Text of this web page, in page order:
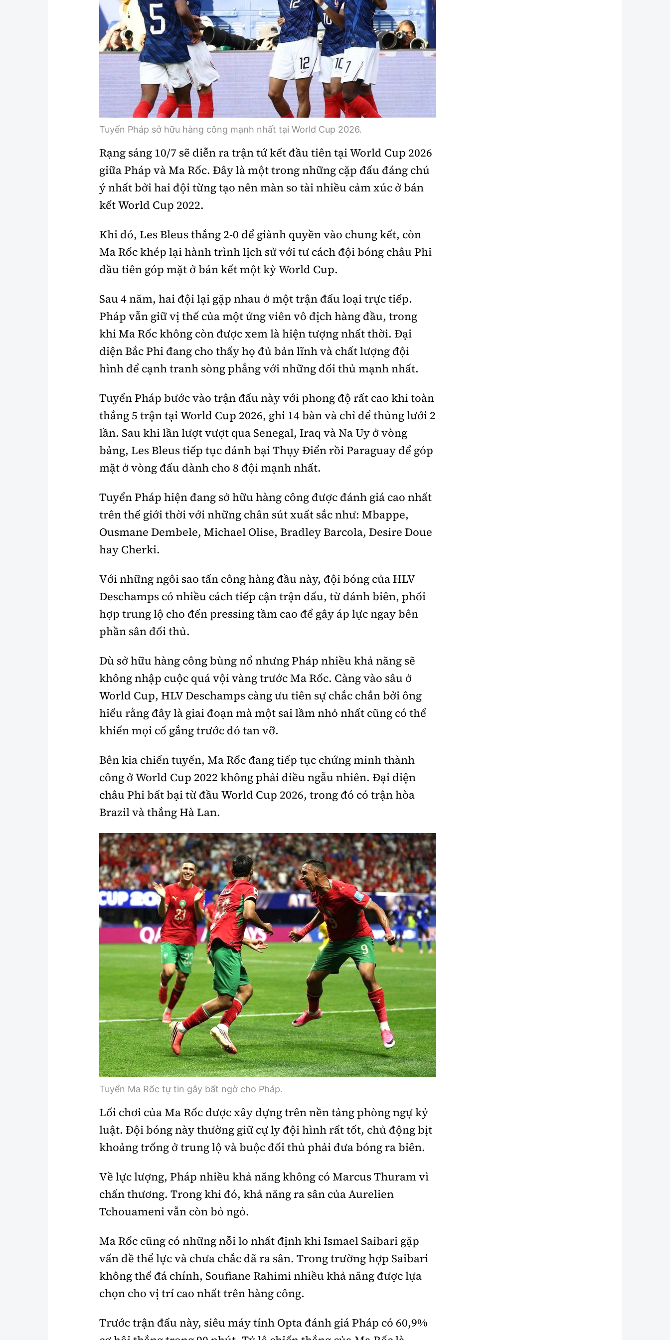
Lao động - Công đoàn
Showbiz
Điện ảnh
Âm nhạc
Bình luận
Hậu trường sao
360 độ thể thao
Sản phẩm mới
AI
Tư vấn
Thời sự Quốc tế
Hồ sơ tài liệu
Thế giới giao thông
Thế giới xây dựng
Đi ++
Du lịch
Khám phá
Ẩm thực
Video
Thời sự
Khám phá
Camera giao thông
Câu chuyện giao thông
Lăng kính xây dựng
Tuyển Pháp sở hữu hàng công mạnh nhất tại World Cup 2026.
Rạng sáng 10/7 sẽ diễn ra trận tứ kết đầu tiên tại World Cup 2026
giữa Pháp và Ma Rốc. Đây là một trong những cặp đấu đáng chú
ý nhất bởi hai đội từng tạo nên màn so tài nhiều cảm xúc ở bán
kết World Cup 2022.
Khi đó, Les Bleus thắng 2-0 để giành quyền vào chung kết, còn
Ma Rốc khép lại hành trình lịch sử với tư cách đội bóng châu Phi
đầu tiên góp mặt ở bán kết một kỳ World Cup.
Sau 4 năm, hai đội lại gặp nhau ở một trận đấu loại trực tiếp.
Pháp vẫn giữ vị thế của một ứng viên vô địch hàng đầu, trong
khi Ma Rốc không còn được xem là hiện tượng nhất thời. Đại
diện Bắc Phi đang cho thấy họ đủ bản lĩnh và chất lượng đội
hình để cạnh tranh sòng phẳng với những đối thủ mạnh nhất.
Tuyển Pháp bước vào trận đấu này với phong độ rất cao khi toàn
thắng 5 trận tại World Cup 2026, ghi 14 bàn và chỉ để thủng lưới 2
lần. Sau khi lần lượt vượt qua Senegal, Iraq và Na Uy ở vòng
bảng, Les Bleus tiếp tục đánh bại Thụy Điển rồi Paraguay để góp
mặt ở vòng đấu dành cho 8 đội mạnh nhất.
Tuyển Pháp hiện đang sở hữu hàng công được đánh giá cao nhất
trên thế giới thời với những chân sút xuất sắc như: Mbappe,
Ousmane Dembele, Michael Olise, Bradley Barcola, Desire Doue
hay Cherki.
Với những ngôi sao tấn công hàng đầu này, đội bóng của HLV
Deschamps có nhiều cách tiếp cận trận đấu, từ đánh biên, phối
hợp trung lộ cho đến pressing tầm cao để gây áp lực ngay bên
phần sân đối thủ.
Dù sở hữu hàng công bùng nổ nhưng Pháp nhiều khả năng sẽ
không nhập cuộc quá vội vàng trước Ma Rốc. Càng vào sâu ở
World Cup, HLV Deschamps càng ưu tiên sự chắc chắn bởi ông
hiểu rằng đây là giai đoạn mà một sai lầm nhỏ nhất cũng có thể
khiến mọi cố gắng trước đó tan vỡ.
Bên kia chiến tuyến, Ma Rốc đang tiếp tục chứng minh thành
công ở World Cup 2022 không phải điều ngẫu nhiên. Đại diện
châu Phi bất bại từ đầu World Cup 2026, trong đó có trận hòa
Brazil và thắng Hà Lan.
Tuyển Ma Rốc tự tin gây bất ngờ cho Pháp.
Lối chơi của Ma Rốc được xây dựng trên nền tảng phòng ngự kỷ
luật. Đội bóng này thường giữ cự ly đội hình rất tốt, chủ động bịt
khoảng trống ở trung lộ và buộc đối thủ phải đưa bóng ra biên.
Về lực lượng, Pháp nhiều khả năng không có Marcus Thuram vì
chấn thương. Trong khi đó, khả năng ra sân của Aurelien
Tchouameni vẫn còn bỏ ngỏ.
Ma Rốc cũng có những nỗi lo nhất định khi Ismael Saibari gặp
vấn đề thể lực và chưa chắc đã ra sân. Trong trường hợp Saibari
không thể đá chính, Soufiane Rahimi nhiều khả năng được lựa
chọn cho vị trí cao nhất trên hàng công.
Trước trận đấu này, siêu máy tính Opta đánh giá Pháp có 60,9%